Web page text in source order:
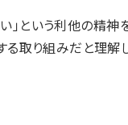
」という利他の精神
る取り組みだと理解